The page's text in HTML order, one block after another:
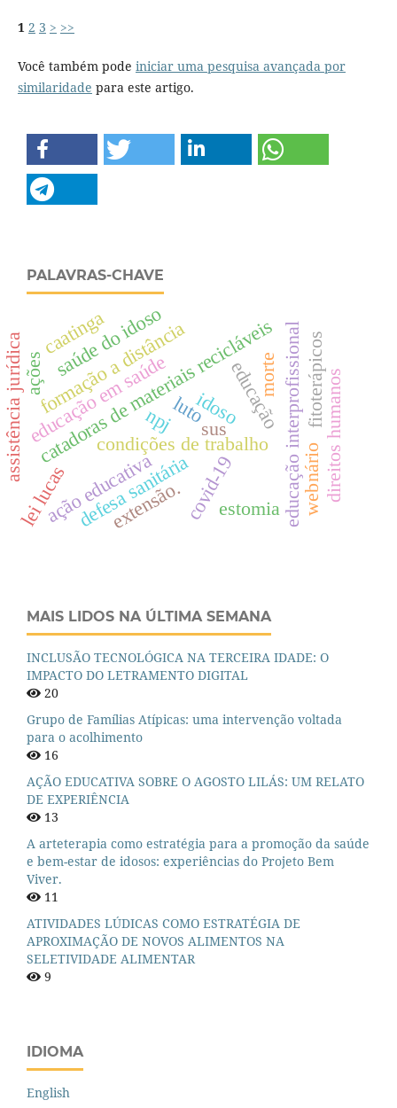
1 2 3 > >>
Você também pode iniciar uma pesquisa avançada por
similaridade para este artigo.
PALAVRAS-CHAVE
catadoras de materiais recicláveis
condições de trabalho educação interprofissional
educação em saúde
covid-19
formação a distânciaidoso
defesa sanitária
ação educativa
fitoterápicos
educação
morte
luto
assistência jurídica direitos humanos
npj
saúde do idoso
lei lucas webnário
extensão.
ações
sus
caatinga
estomia
MAIS LIDOS NA ÚLTIMA SEMANA
INCLUSÃO TECNOLÓGICA NA TERCEIRA IDADE: O
IMPACTO DO LETRAMENTO DIGITAL
20
Grupo de Famílias Atípicas: uma intervenção voltada
para o acolhimento
16
AÇÃO EDUCATIVA SOBRE O AGOSTO LILÁS: UM RELATO
DE EXPERIÊNCIA
13
A arteterapia como estratégia para a promoção da saúde
e bem-estar de idosos: experiências do Projeto Bem
Viver.
11
ATIVIDADES LÚDICAS COMO ESTRATÉGIA DE
APROXIMAÇÃO DE NOVOS ALIMENTOS NA
SELETIVIDADE ALIMENTAR
9
IDIOMA
English